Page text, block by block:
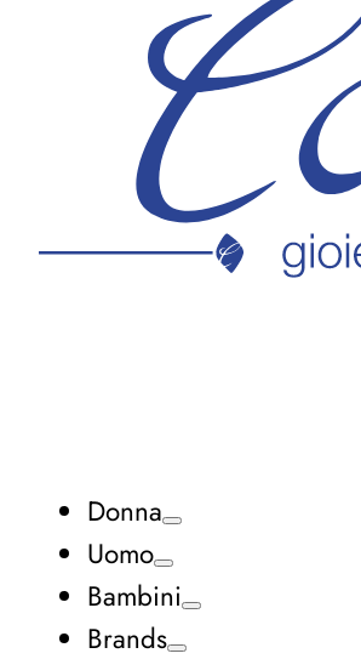
Donna
Uomo
Bambini
Brands